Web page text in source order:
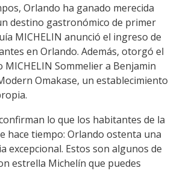
Orlando ha ganado merecida
destino gastronómico de primer
MICHELIN anunció el ingreso de
en Orlando. Además, otorgó el
Sommelier a Benjamin
Omakase, un establecimiento
lo que los habitantes de la
hace tiempo: Orlando ostenta una
excepcional. Estos son algunos de
estrella Michelín que puedes